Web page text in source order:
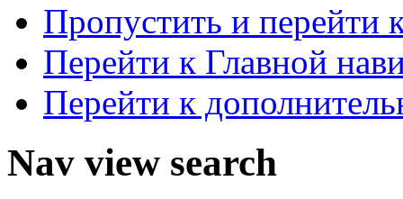
Пропустить и перейти
Перейти к Главной
Перейти к
Nav view search